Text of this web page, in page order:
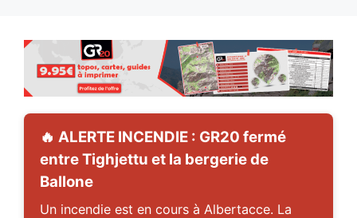
🔥 ALERTE INCENDIE : GR20 fermé
entre Tighjettu et la bergerie de
Ballone
Un incendie est en cours à Albertacce. La